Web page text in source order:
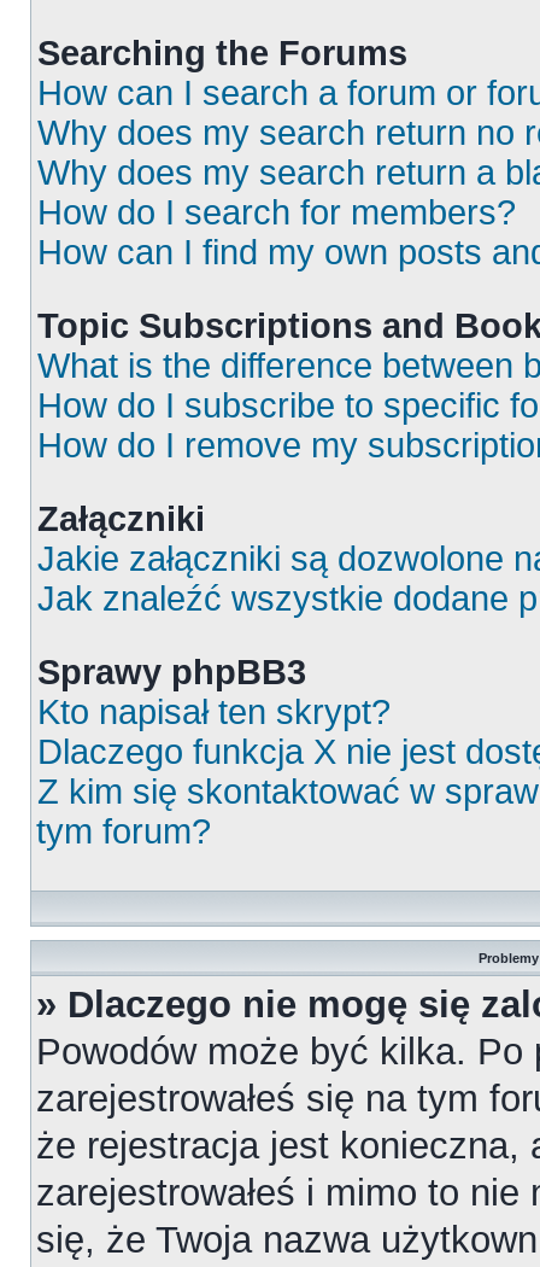
Searching the Forums
How can I search a forum or
Why does my search return no
Why does my search return a
How do I search for members?
How can I find my own posts
Topic Subscriptions and
What is the difference between
How do I subscribe to specific
How do I remove my
Załączniki
Jakie załączniki są dozwolone
Jak znaleźć wszystkie dodane
Sprawy phpBB3
Kto napisał ten skrypt?
Dlaczego funkcja X nie jest
Z kim się skontaktować w
tym forum?
» Dlaczego nie mogę się
Powodów może być kilka.
zarejestrowałeś się na tym
że rejestracja jest konieczna,
zarejestrowałeś i mimo to
się, że Twoja nazwa